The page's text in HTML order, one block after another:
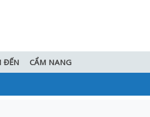
ĐẾN CẨM NANG